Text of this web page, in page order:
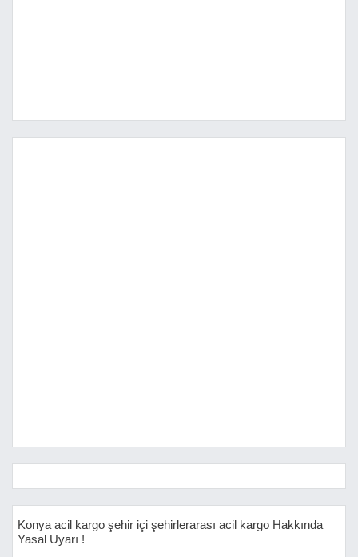
Konya acil kargo şehir içi şehirlerarası acil kargo Hakkında
Yasal Uyarı !